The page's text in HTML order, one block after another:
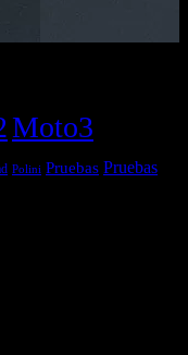
Moto3
Polini Pruebas Pruebas